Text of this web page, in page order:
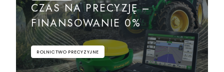
CZAS NA PRECYZJĘ –
FINANSOWANIE 0%
ROLNICTWO PRECYZYJNE